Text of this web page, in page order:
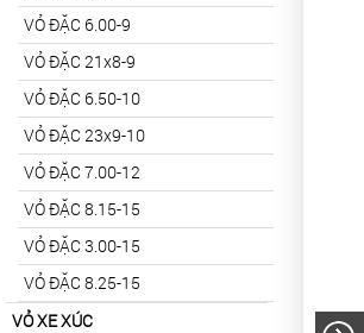
VỎ ĐẶC 6.00-9
VỎ ĐẶC 21x8-9
VỎ ĐẶC 6.50-10
VỎ ĐẶC 23x9-10
VỎ ĐẶC 7.00-12
VỎ ĐẶC 8.15-15
VỎ ĐẶC 3.00-15
VỎ ĐẶC 8.25-15
VỎ XE XÚC